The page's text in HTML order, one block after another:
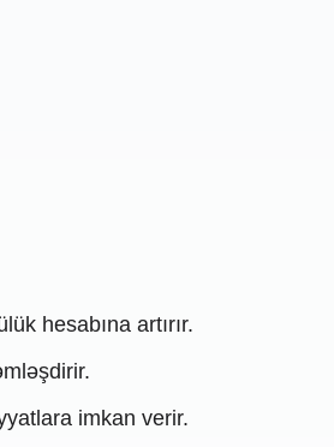
hesabına artırır.
imkan verir.